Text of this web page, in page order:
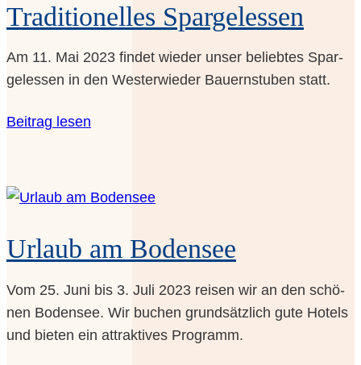
Tra­di­tio­nel­les Spargelessen
Am 11. Mai 2023 fin­det wie­der unser belieb­tes Spar­
gel­es­sen in den Wes­ter­wie­der Bau­ern­stu­ben statt.
Bei­trag lesen
Urlaub am Bodensee
Vom 25. Juni bis 3. Juli 2023 rei­sen wir an den schö­
nen Boden­see. Wir buchen grund­sätz­lich gute Hotels
und bie­ten ein attrak­ti­ves Programm.